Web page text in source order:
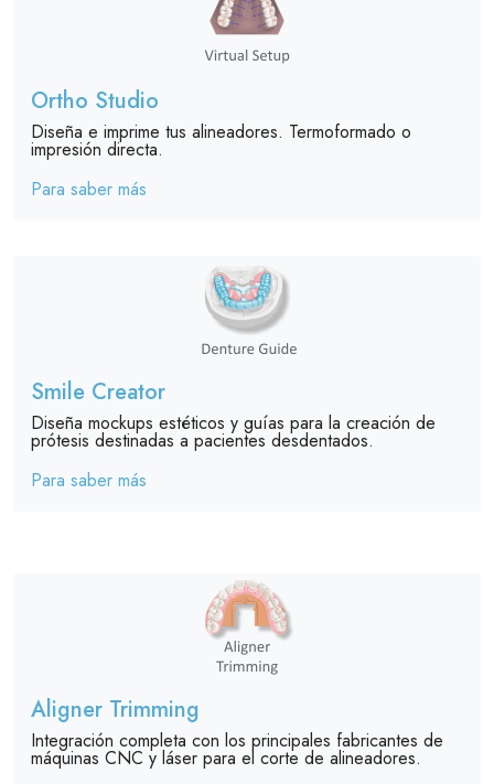
Ortho Studio
Diseña e imprime tus alineadores. Termoformado o
impresión directa.
Para saber más
Smile Creator
Diseña mockups estéticos y guías para la creación de
prótesis destinadas a pacientes desdentados.
Para saber más
Aligner Trimming
Integración completa con los principales fabricantes de
máquinas CNC y láser para el corte de alineadores.